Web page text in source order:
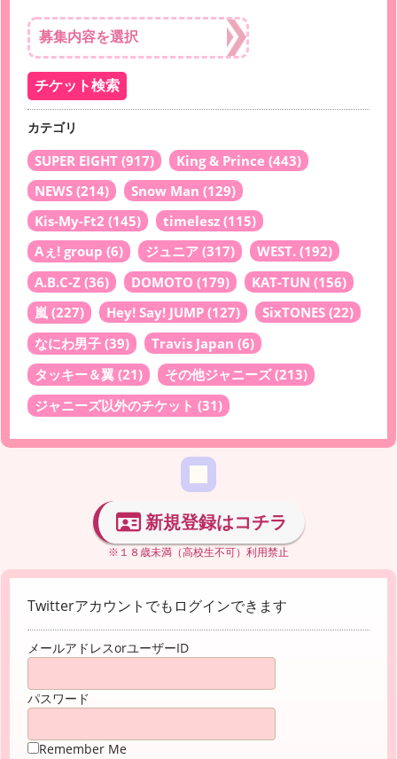
カテゴリ
SUPER EIGHT (917) King & Prince (443)
NEWS (214) Snow Man (129)
Kis-My-Ft2 (145) timelesz (115)
Aぇ! group (6) ジュニア (317) WEST. (192)
A.B.C-Z (36) DOMOTO (179) KAT-TUN (156)
嵐 (227) Hey! Say! JUMP (127) SixTONES (22)
なにわ男子 (39) Travis Japan (6)
タッキー＆翼 (21) その他ジャニーズ(213)
ジャニーズ以外のチケット (31)
新規登録はコチラ
※１８歳未満（高校生不可）利用禁止
Twitterアカウントでもログインできます
メールアドレスorユーザーID
パスワード
Remember Me